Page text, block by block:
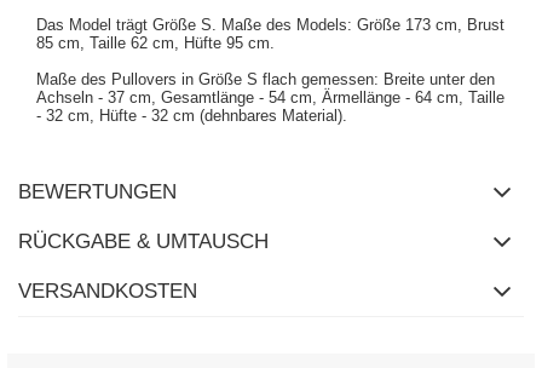
Das Model trägt Größe S. Maße des Models: Größe 173 cm, Brust
85 cm, Taille 62 cm, Hüfte 95 cm.
Maße des Pullovers in Größe S flach gemessen: Breite unter den
Achseln - 37 cm, Gesamtlänge - 54 cm, Ärmellänge - 64 cm, Taille
- 32 cm, Hüfte - 32 cm (dehnbares Material).
BEWERTUNGEN
RÜCKGABE & UMTAUSCH
VERSANDKOSTEN